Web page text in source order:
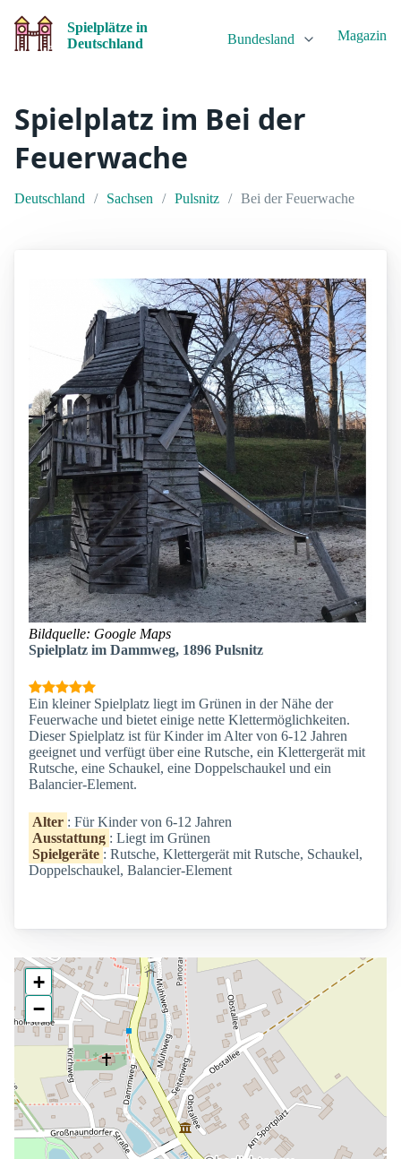
Spielplätze in
Deutschland
Bundesland Magazin
Spielplatz im Bei der
Feuerwache
Deutschland Sachsen Pulsnitz Bei der Feuerwache
Bildquelle: Google Maps
Spielplatz im Dammweg, 1896 Pulsnitz
Ein kleiner Spielplatz liegt im Grünen in der Nähe der
Feuerwache und bietet einige nette Klettermöglichkeiten.
Dieser Spielplatz ist für Kinder im Alter von 6-12 Jahren
geeignet und verfügt über eine Rutsche, ein Klettergerät mit
Rutsche, eine Schaukel, eine Doppelschaukel und ein
Balancier-Element.
Alter : Für Kinder von 6-12 Jahren
Ausstattung : Liegt im Grünen
Spielgeräte : Rutsche, Klettergerät mit Rutsche, Schaukel,
Doppelschaukel, Balancier-Element
+
−